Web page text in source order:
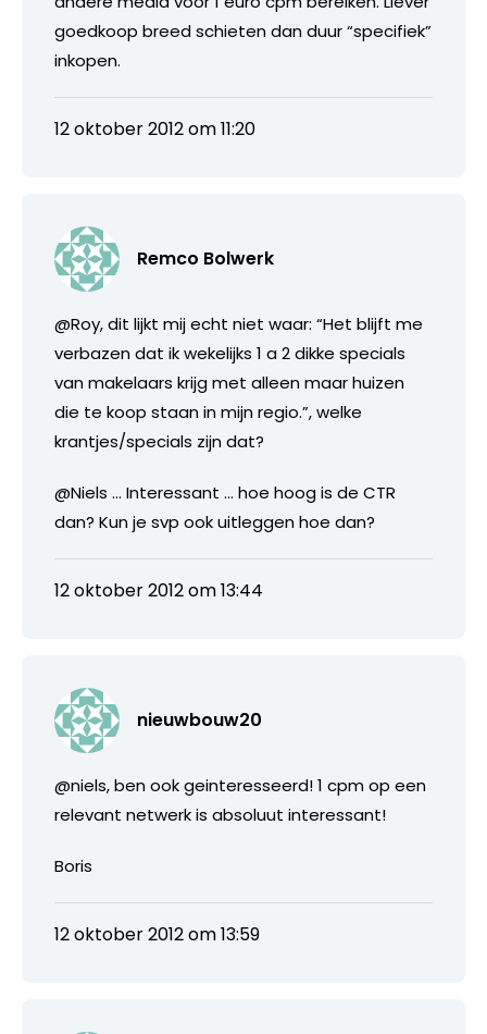
goedkoop breed schieten dan duur “specifiek”
inkopen.
12 oktober 2012 om 11:20
Remco Bolwerk
@Roy, dit lijkt mij echt niet waar: “Het blijft me
verbazen dat ik wekelijks 1 a 2 dikke specials
van makelaars krijg met alleen maar huizen
die te koop staan in mijn regio.”, welke
krantjes/specials zijn dat?
@Niels … Interessant … hoe hoog is de CTR
dan? Kun je svp ook uitleggen hoe dan?
12 oktober 2012 om 13:44
nieuwbouw20
@niels, ben ook geinteresseerd! 1 cpm op een
relevant netwerk is absoluut interessant!
Boris
12 oktober 2012 om 13:59